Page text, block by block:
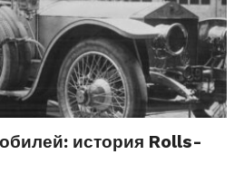
история Rolls-